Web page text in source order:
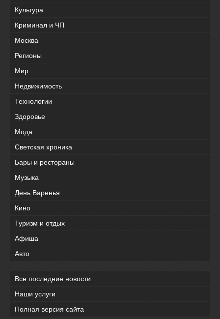
Культура
Криминал и ЧП
Москва
Регионы
Мир
Недвижимость
Технологии
Здоровье
Мода
Светская хроника
Бары и рестораны
Музыка
День Варенья
Кино
Туризм и отдых
Афиша
Авто
Все последние новости
Наши услуги
Полная версия сайта